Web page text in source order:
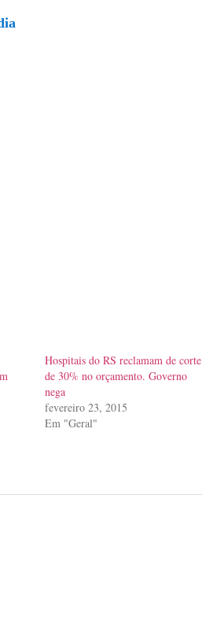
Hospitais do RS reclamam de corte
de 30% no orçamento. Governo
nega
fevereiro 23, 2015
Em "Geral"